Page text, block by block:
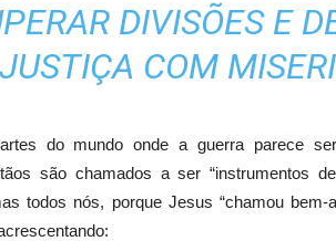
DIVISÕES E
JUSTIÇA COM
do mundo onde a guerra parece
são chamados a ser “instrumentos
todos nós, porque Jesus “chamou